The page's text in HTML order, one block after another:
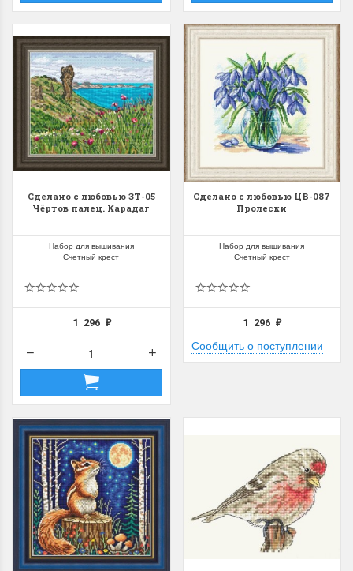
Сделано с любовью ЗТ-05
Чёртов палец. Карадаг
Набор для вышивания
Счетный крест
1 296 ₽
Сделано с любовью ЦВ-087
Пролески
Набор для вышивания
Счетный крест
1 296₽
Сообщить о поступлении